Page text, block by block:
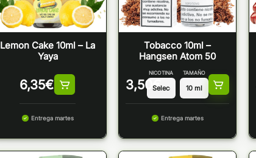
Lemon Cake 10ml – La
Yaya
6,35€
Entrega martes
Tobacco 10ml –
Hangsen Atom 50
3,50€
NICOTINA TAMAÑO
Entrega martes